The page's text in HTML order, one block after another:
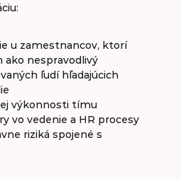
u zamestnancov, ktorí
nespravodlivý
ľudí hľadajúcich
výkonnosti tímu
vo vedenie a HR procesy
riziká spojené s